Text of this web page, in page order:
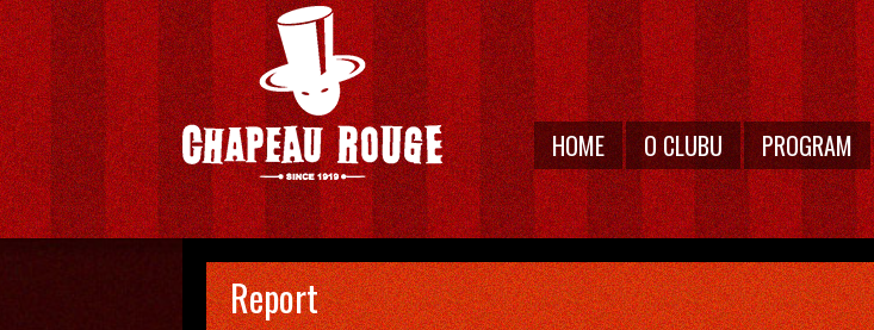
HOME O CLUBU PROGRAM
Report